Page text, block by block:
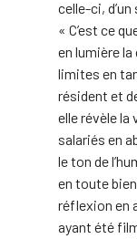
celle-ci,
« C’est ce
en lumière
limites en
résident et
elle révèle la
salariés en
le ton de
en toute
réflexion en
ayant été